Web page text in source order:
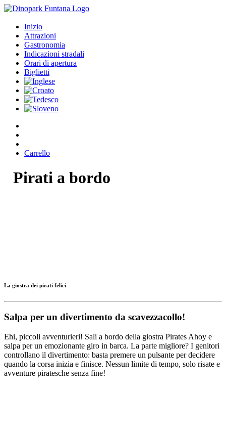
Inizio
Attrazioni
Gastronomia
Indicazioni stradali
Orari di apertura
Biglietti
Carrello
Pirati a bordo
La giostra dei pirati felici
Salpa per un divertimento da scavezzacollo!
Ehi, piccoli avventurieri! Sali a bordo della giostra Pirates Ahoy e
salpa per un emozionante giro in barca. La parte migliore? I genitori
controllano il divertimento: basta premere un pulsante per decidere
quando la corsa inizia e finisce. Nessun limite di tempo, solo risate e
avventure piratesche senza fine!